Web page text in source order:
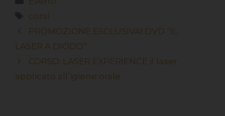
corsi
PROMOZIONE ESCLUSIVA! DVD “IL
LASER A DIODO”
CORSO: LASER EXPERIENCE il laser
applicato all’igiene orale